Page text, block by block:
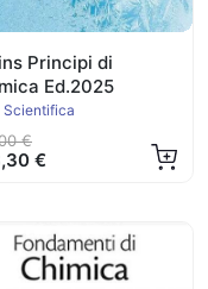
Principi di
Ed.2025
Scientifica
€
€